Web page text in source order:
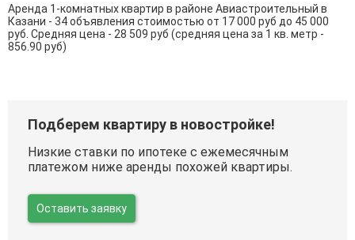
Аренда 1-комнатных квартир в районе Авиастроительный в
Казани - 34 объявления стоимостью от 17 000 руб до 45 000
руб. Средняя цена - 28 509 руб (средняя цена за 1 кв. метр -
856.90 руб)
Подберем квартиру в новостройке!
Низкие ставки по ипотеке с ежемесячным
платежом ниже аренды похожей квартиры.
Оставить заявку